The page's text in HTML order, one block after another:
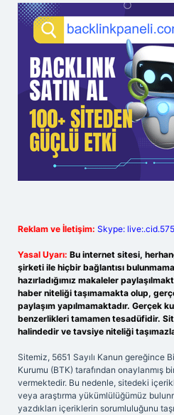
Reklam ve İletişim: Skype:
Yasal Uyarı: Bu internet sitesi,
şirketi ile hiçbir bağlantısı
hazırladığımız makaleler
haber niteliği taşımamakta olup,
paylaşım yapılmamaktadır. Gerçek
benzerlikleri tamamen tesadüfidir.
halindedir ve tavsiye niteliği
Sitemiz, 5651 Sayılı Kanun gereğince
Kurumu (BTK) tarafından onaylanmış
vermektedir. Bu nedenle, sitedeki
veya araştırma yükümlülüğümüz
yazdıkları içeriklerin sorumluluğunu